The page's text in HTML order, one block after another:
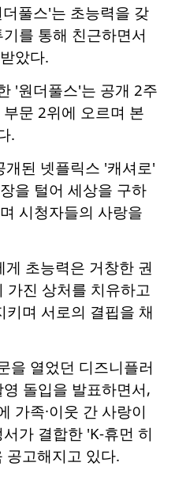
풀스'는 초능력을 갖
를 통해 친근하면서
았다.
'원더풀스'는 공개 2주
문 2위에 오르며 본
.
된 넷플릭스 '캐셔로'
을 털어 세상을 구하
시청자들의 사랑을
초능력은 거창한 권
가진 상처를 치유하고
며 서로의 결핍을 채
을 열었던 디즈니플러
돌입을 발표하면서,
가족·이웃 간 사랑이
가 결합한 'K-휴먼 히
공고해지고 있다.